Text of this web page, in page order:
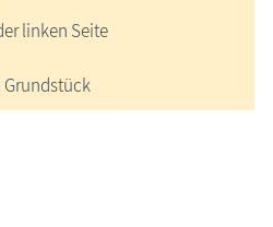
linken Seite
Grundstück